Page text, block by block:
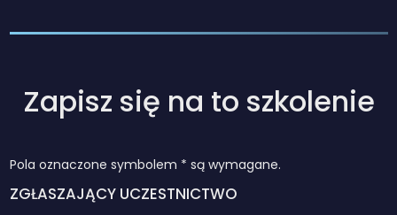
Zapisz się na to szkolenie
Pola oznaczone symbolem * są wymagane.
ZGŁASZAJĄCY UCZESTNICTWO